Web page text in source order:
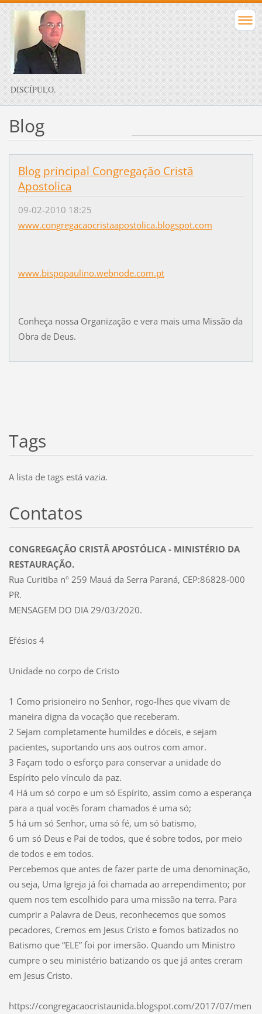
DISCÍPULO.
Blog
Blog principal Congregação Cristã
Apostolica
09-02-2010 18:25
www.congregacaocristaapostolica.blogspot.com
www.bispopaulino.webnode.com.pt
Conheça nossa Organização e vera mais uma Missão da
Obra de Deus.
Tags
A lista de tags está vazia.
Contatos
CONGREGAÇÃO CRISTÃ APOSTÓLICA - MINISTÉRIO DA
RESTAURAÇÃO.
Rua Curitiba nº 259 Mauá da Serra Paraná, CEP:86828-000
PR.
MENSAGEM DO DIA 29/03/2020.
Efésios 4
Unidade no corpo de Cristo
1 Como prisioneiro no Senhor, rogo-lhes que vivam de
maneira digna da vocação que receberam.
2 Sejam completamente humildes e dóceis, e sejam
pacientes, suportando uns aos outros com amor.
3 Façam todo o esforço para conservar a unidade do
Espírito pelo vínculo da paz.
4 Há um só corpo e um só Espírito, assim como a esperança
para a qual vocês foram chamados é uma só;
5 há um só Senhor, uma só fé, um só batismo,
6 um só Deus e Pai de todos, que é sobre todos, por meio
de todos e em todos.
Percebemos que antes de fazer parte de uma denominação,
ou seja, Uma Igreja já foi chamada ao arrependimento; por
quem nos tem escolhido para uma missão na terra. Para
cumprir a Palavra de Deus, reconhecemos que somos
pecadores, Cremos em Jesus Cristo e fomos batizados no
Batismo que “ELE” foi por imersão. Quando um Ministro
cumpre o seu ministério batizando os que já antes creram
em Jesus Cristo.
https://congregacaocristaunida.blogspot.com/2017/07/men